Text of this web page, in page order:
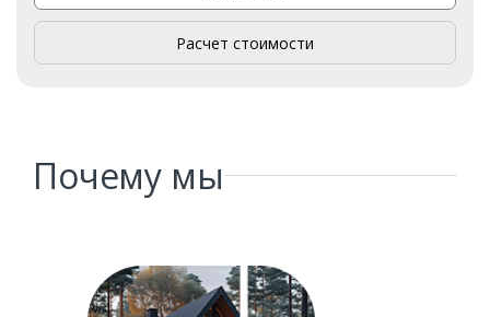
Расчет стоимости
Почему мы